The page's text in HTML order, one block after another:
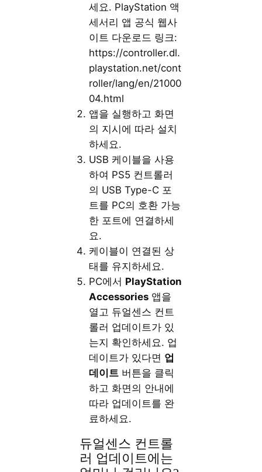
세요. PlayStation 액
세서리 앱 공식 웹사
이트 다운로드 링크:
https://controller.dl.
playstation.net/cont
roller/lang/en/21000
04.html
앱을 실행하고 화면
의 지시에 따라 설치
하세요.
USB 케이블을 사용
하여 PS5 컨트롤러
의 USB Type-C 포
트를 PC의 호환 가능
한 포트에 연결하세
요.
케이블이 연결된 상
태를 유지하세요.
PC에서 PlayStation
Accessories 앱을
열고 듀얼센스 컨트
롤러 업데이트가 있
는지 확인하세요. 업
데이트가 있다면 업
데이트 버튼을 클릭
하고 화면의 안내에
따라 업데이트를 완
료하세요.
듀얼센스 컨트롤
러 업데이트에는